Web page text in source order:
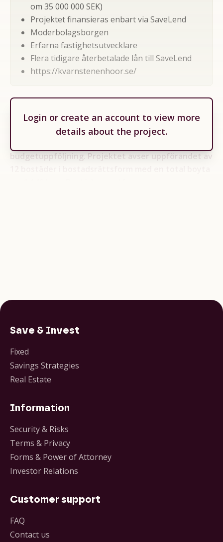
om 35 000 000 SEK)
Projektet finansieras enbart via SaveLend
Moderbolagsborgen
Erfarna fastighetsutvecklare
Flera tidigare återbetalade lån till SaveLend
https://kvarnstenenhoor.se/
Låntagaren avser att lyfta 2 900 000 SEK som det
sjätte och sista planerade lyftet inom ett
byggnadskreditiv om 35 000 000 SEK. Inför varje lyft
budgetuppföljning. Projektet avser uppförandet av
Login or create an account to view more
details about the project.
Save & Invest
Fixed
Savings Strategies
Real Estate
Information
Security & Risks
Terms & Privacy
Forms & Power of Attorney
Investor Relations
Customer support
FAQ
Contact us